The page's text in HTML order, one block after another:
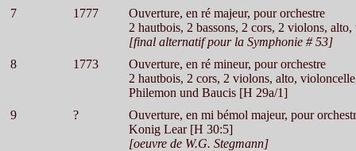
7
1777
Ouverture, en ré majeur, pour orchestre
2 hautbois, 2 bassons, 2 cors, 2 violons,
[final alternatif pour la Symphonie # 53]
8
1773
Ouverture, en ré mineur, pour orchestre
2 hautbois, 2 cors, 2 violons, alto,
Philemon und Baucis [H 29a/1]
9
?
Ouverture, en mi bémol majeur, pour
Konig Lear [H 30:5]
[oeuvre de W.G. Stegmann]